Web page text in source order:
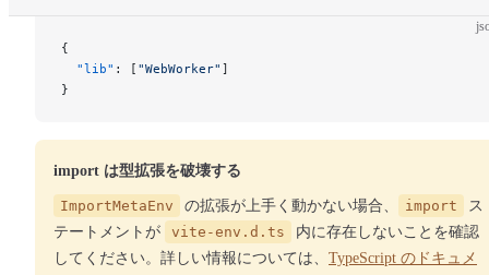
{
  "lib"
: [ "WebWorker" ]
}
import は型拡張を破壊する
ImportMetaEnv の拡張が上手く動かない場合、 import
ス
テートメントが
vite-env.d.ts
内に存在しないことを確認
してください。詳しい情報については、 TypeScript のドキュメ